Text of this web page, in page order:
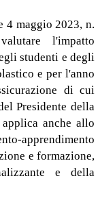
4 maggio 2023, n.
l'impatto
studenti e degli
e per l'anno
di cui
Presidente della
anche allo
apprendimento
e formazione,
e della